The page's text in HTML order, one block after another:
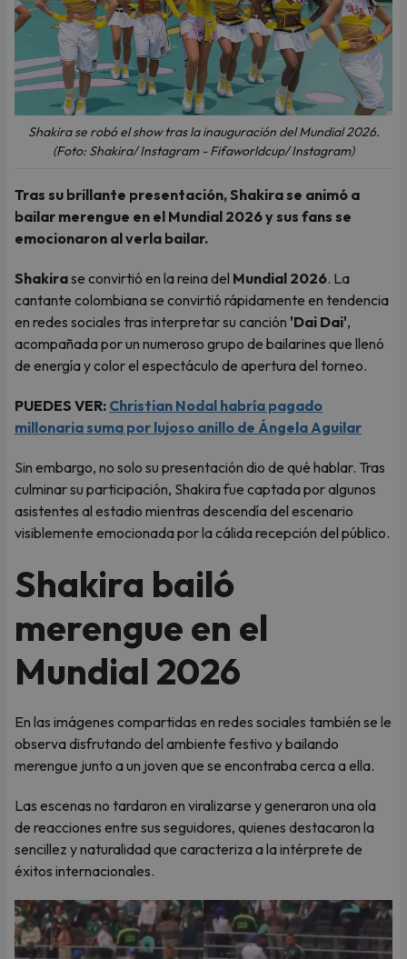
Shakira se robó el show tras la inauguración del Mundial 2026.
(Foto: Shakira/ Instagram - Fifaworldcup/ Instagram)
Tras su brillante presentación, Shakira se animó a
bailar merengue en el Mundial 2026 y sus fans se
emocionaron al verla bailar.
Shakirase convirtió en la reina del Mundial 2026. La
cantante colombiana se convirtió rápidamente en tendencia
en redes sociales tras interpretar su canción 'Dai Dai',
acompañada por un numeroso grupo de bailarines que llenó
de energía y color el espectáculo de apertura del torneo.
PUEDES VER: Christian Nodal habría pagado
millonaria suma por lujoso anillo de Ángela Aguilar
Sin embargo, no solo su presentación dio de qué hablar. Tras
culminar su participación, Shakira fue captada por algunos
asistentes al estadio mientras descendía del escenario
visiblemente emocionada por la cálida recepción del público.
Shakira bailó
merengue en el
Mundial 2026
En las imágenes compartidas en redes sociales también se le
observa disfrutando del ambiente festivo y bailando
merengue junto a un joven que se encontraba cerca a ella.
Las escenas no tardaron en viralizarse y generaron una ola
de reacciones entre sus seguidores, quienes destacaron la
sencillez y naturalidad que caracteriza a la intérprete de
éxitos internacionales.